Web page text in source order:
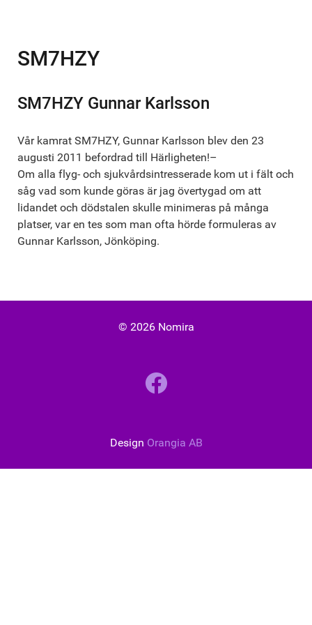
SM7HZY
SM7HZY Gunnar Karlsson
Vår kamrat SM7HZY, Gunnar Karlsson blev den 23
augusti 2011 befordrad till Härligheten!–
Om alla flyg- och sjukvårdsintresserade kom ut i fält och
såg vad som kunde göras är jag övertygad om att
lidandet och dödstalen skulle minimeras på många
platser, var en tes som man ofta hörde formuleras av
Gunnar Karlsson, Jönköping.
© 2026 Nomira
Design Orangia AB